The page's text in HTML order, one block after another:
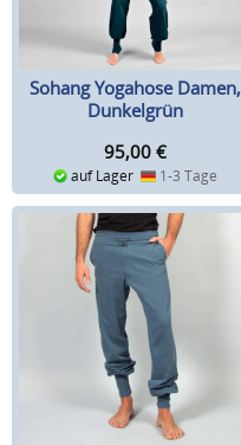
Sohang Yogahose Damen,
Dunkelgrün
95,00 €
auf Lager 1-3 Tage